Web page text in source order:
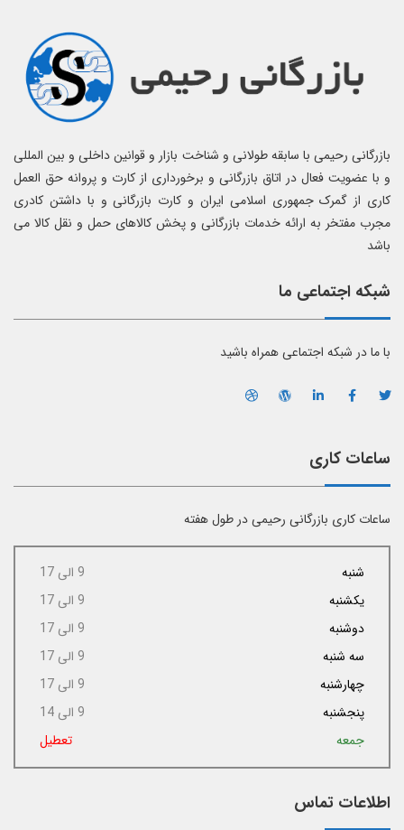
بازرگانی رحیمی با سابقه طولانی و شناخت بازار و قوانین داخلی و بین المللی
و با عضویت فعال در اتاق بازرگانی و برخورداری از کارت و پروانه حق العمل
کاری از گمرک جمهوری اسلامی ایران و کارت بازرگانی و با داشتن کادری
مجرب مفتخر به ارائه خدمات بازرگانی و پخش کالاهای حمل و نقل کالا می
باشد
شبکه اجتماعی ما
با ما در شبکه اجتماعی همراه باشید
ساعات کاری
ساعات کاری بازرگانی رحیمی در طول هفته
شنبه
9 الی 17
یکشنبه
9 الی 17
دوشنبه
9 الی 17
سه شنبه
9 الی 17
چهارشنبه
9 الی 17
پنجشنبه
9 الی 14
جمعه
تعطیل
اطلاعات تماس